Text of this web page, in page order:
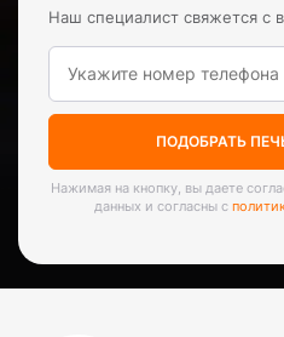
Наш специалист свяжется с
ПОДОБРАТЬ
Нажимая на кнопку, вы даете
данных и согласны с